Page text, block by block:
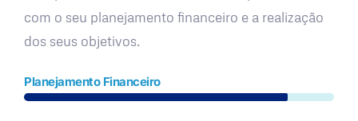
com o seu planejamento financeiro e a realização
dos seus objetivos.
Planejamento Financeiro